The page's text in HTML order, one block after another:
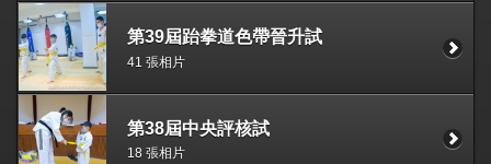
第39屆跆拳道色帶晉升試
41 張相片
第38屆中央評核試
18 張相片